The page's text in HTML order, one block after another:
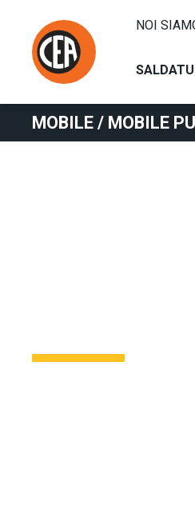
NOI
MOBILE / MOBILE